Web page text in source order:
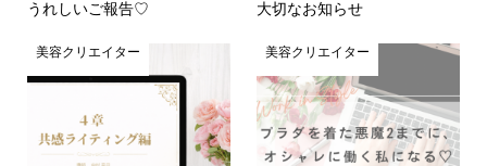
うれしいご報告♡
大切なお知らせ
美容クリエイター 美容クリエイター